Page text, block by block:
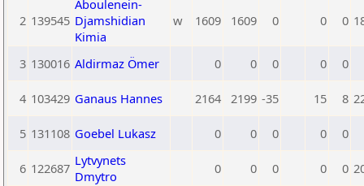
2 139545
Aboulenein-
Djamshidian
Kimia
w 1609 1609 0 0 0
3 130016 Aldirmaz Ömer 0 0 0 0 0
4 103429 Ganaus Hannes 2164 2199 -35 15 8
5 131108 Goebel Lukasz 0 0 0 0 0
6 122687 Lytvynets
Dmytro
0 0 0 0 0